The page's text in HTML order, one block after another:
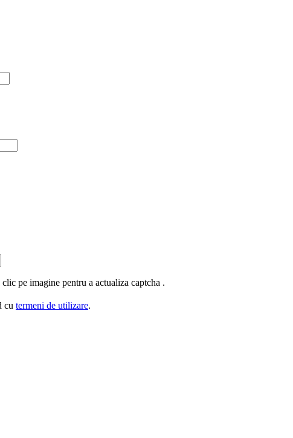
clic pe imagine pentru a actualiza captcha .
cu termeni de utilizare.